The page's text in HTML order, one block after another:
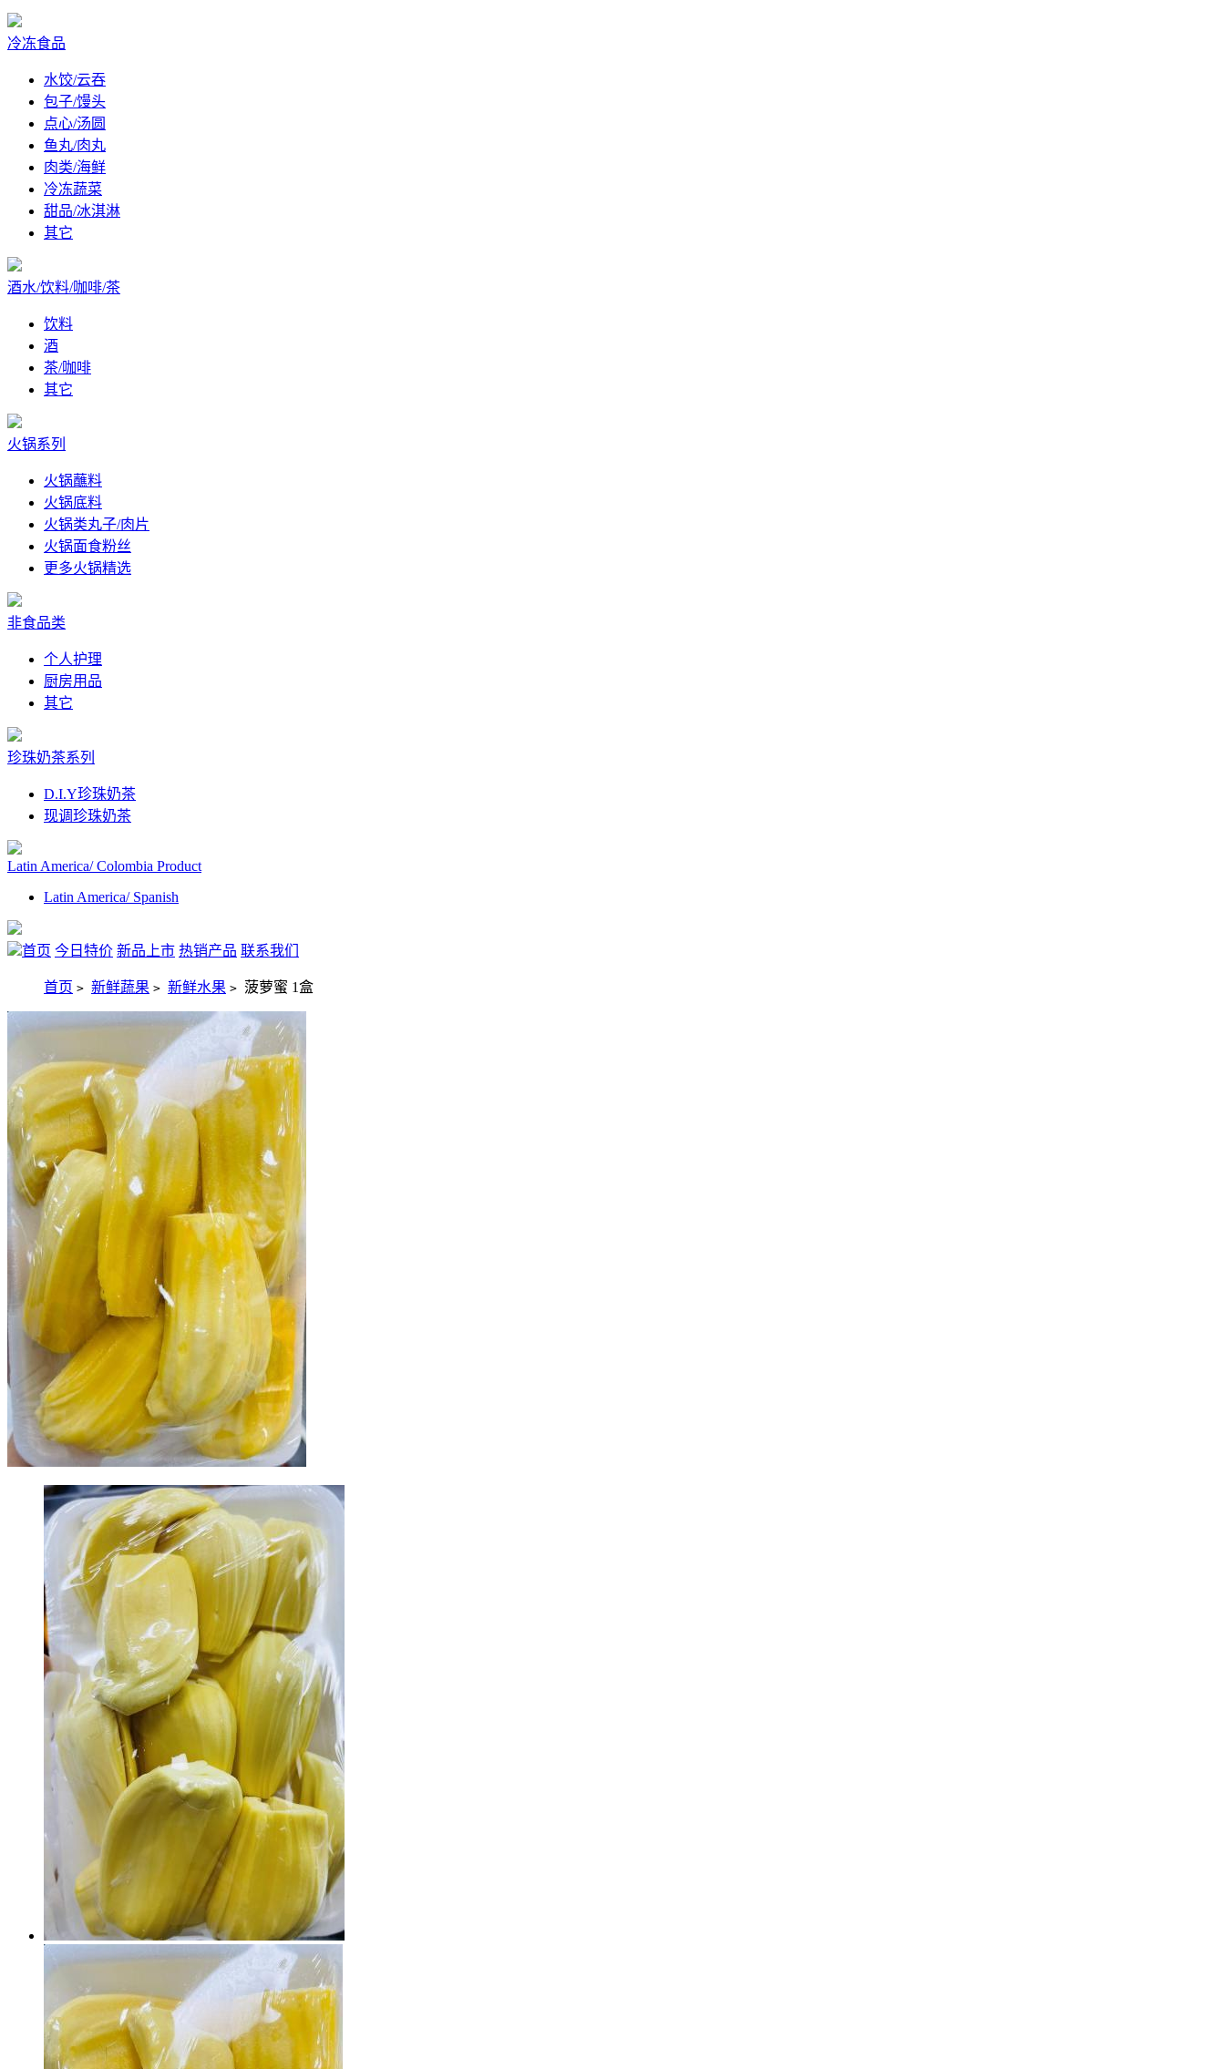
冷冻食品
水饺/云吞
包子/馒头
点心/汤圆
鱼丸/肉丸
肉类/海鲜
冷冻蔬菜
甜品/冰淇淋
其它
酒水/饮料/咖啡/茶
饮料
酒
茶/咖啡
其它
火锅系列
火锅蘸料
火锅底料
火锅类丸子/肉片
火锅面食粉丝
更多火锅精选
非食品类
个人护理
厨房用品
其它
珍珠奶茶系列
D.I.Y珍珠奶茶
现调珍珠奶茶
Latin America/ Colombia Product
Latin America/ Spanish
首页 今日特价 新品上市 热销产品 联系我们
首页 > 新鲜蔬果 > 新鲜水果 > 菠萝蜜 1盒